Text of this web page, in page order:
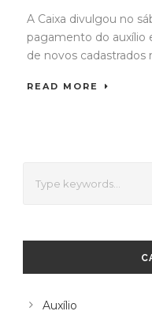
A Caixa divulgou no
pagamento do auxílio
de novos cadastrados
READ MORE
Auxílio